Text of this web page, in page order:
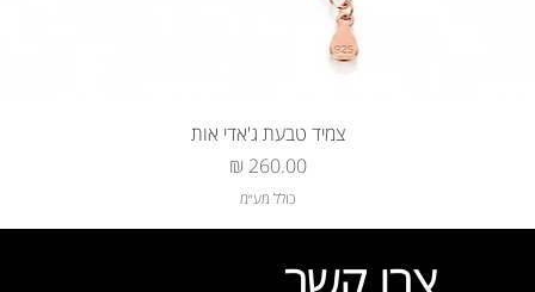
צמיד טבעת ג'אדי אות
מחיר‏260.00 ‏₪
כולל מע״מ